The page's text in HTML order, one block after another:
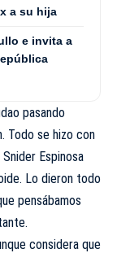
a su hija
e invita a
pasando
Todo se hizo con
Espinosa
Lo dieron todo
pensábamos
considera que